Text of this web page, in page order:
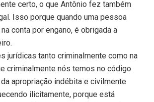
certo, o que Antônio fez também
Isso porque quando uma pessoa
conta por engano, é obrigada a
jurídicas tanto criminalmente como na
criminalmente nós temos no código
apropriação indébita e civilmente
ilicitamente, porque está